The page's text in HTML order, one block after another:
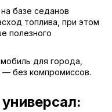
базе седанов
топлива, при этом
полезного
для города,
— без компромиссов.